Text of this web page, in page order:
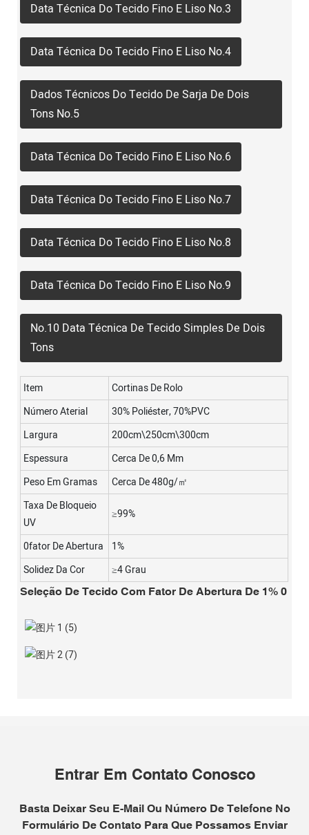
Data Técnica Do Tecido Fino E Liso No.3
Data Técnica Do Tecido Fino E Liso No.4
Dados Técnicos Do Tecido De Sarja De Dois
Tons No.5
Data Técnica Do Tecido Fino E Liso No.6
Data Técnica Do Tecido Fino E Liso No.7
Data Técnica Do Tecido Fino E Liso No.8
Data Técnica Do Tecido Fino E Liso No.9
No.10 Data Técnica De Tecido Simples De Dois
Tons
Item
Cortinas De Rolo
Número Aterial
30% Poliéster, 70%PVC
Largura
200cm\250cm\300cm
Espessura
Cerca De 0,6 Mm
Peso Em Gramas
Cerca De 480g/㎡
Taxa De Bloqueio
UV
≥99%
0fator De Abertura
1%
Solidez Da Cor
≥4 Grau
Seleção De Tecido Com Fator De Abertura De 1% 0
Entrar Em Contato Conosco
Basta Deixar Seu E-Mail Ou Número De Telefone No
Formulário De Contato Para Que Possamos Enviar